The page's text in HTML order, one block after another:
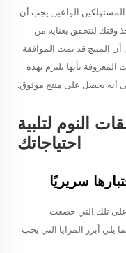
الواعين يجب أن
وقتك لتتحقق بعناية من
المنتج قد تمت الموافقة
المعروفة بأنها تلتزم بهذه
أنه يحصل على منتج موثوق.
النوم لتلبية
احتياجاتك
سريريًا
على تلك التي خضعت
يلي أبرز المزايا التي يجب